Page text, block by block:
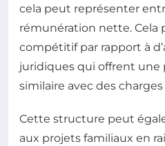
cela peut représenter
rémunération nette. Cela
compétitif par rapport à
juridiques qui offrent une
similaire avec des
Cette structure peut
aux projets familiaux en